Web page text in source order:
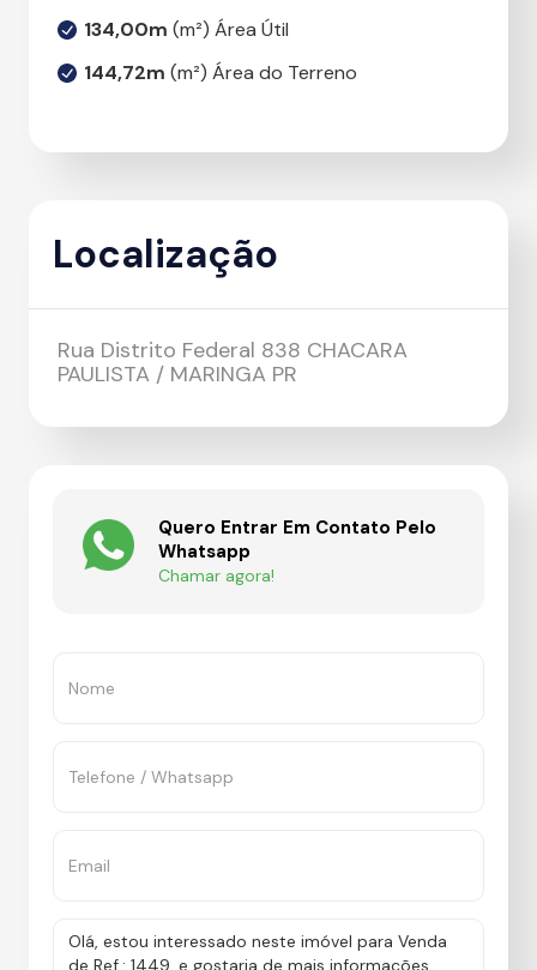
134,00m (m²) Área Útil
144,72m (m²) Área do Terreno
Localização
Rua Distrito Federal 838 CHACARA
PAULISTA / MARINGA PR
Quero Entrar Em Contato Pelo
Whatsapp
Chamar agora!